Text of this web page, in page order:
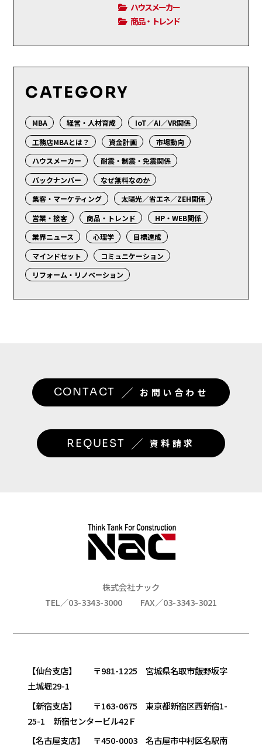
ハウスメーカー
商品・トレンド
CATEGORY
MBA 経営・人材育成
IoT／AI／VR関係
工務店MBAとは？
資金計画
市場動向
ハウスメーカー
耐震・制震・免震関係
バックナンバー
なぜ無料なのか
集客・マーケティング
太陽光／省エネ／ZEH関係
営業・接客
商品・トレンド
HP・WEB関係
業界ニュース
心理学
目標達成
マインドセット
コミュニケーション
リフォーム・リノベーション
CONTACT ／ お問い合わせ
REQUEST ／ 資料請求
株式会社ナック
TEL／03-3343-3000
FAX／03-3343-3021
【仙台支店】 〒981-1225 宮城県名取市飯野坂字
土城堀29-1
【新宿支店】 〒163-0675 東京都新宿区西新宿1-
25-1 新宿センタービル42Ｆ
【名古屋支店】 〒450-0003 名古屋市中村区名駅南